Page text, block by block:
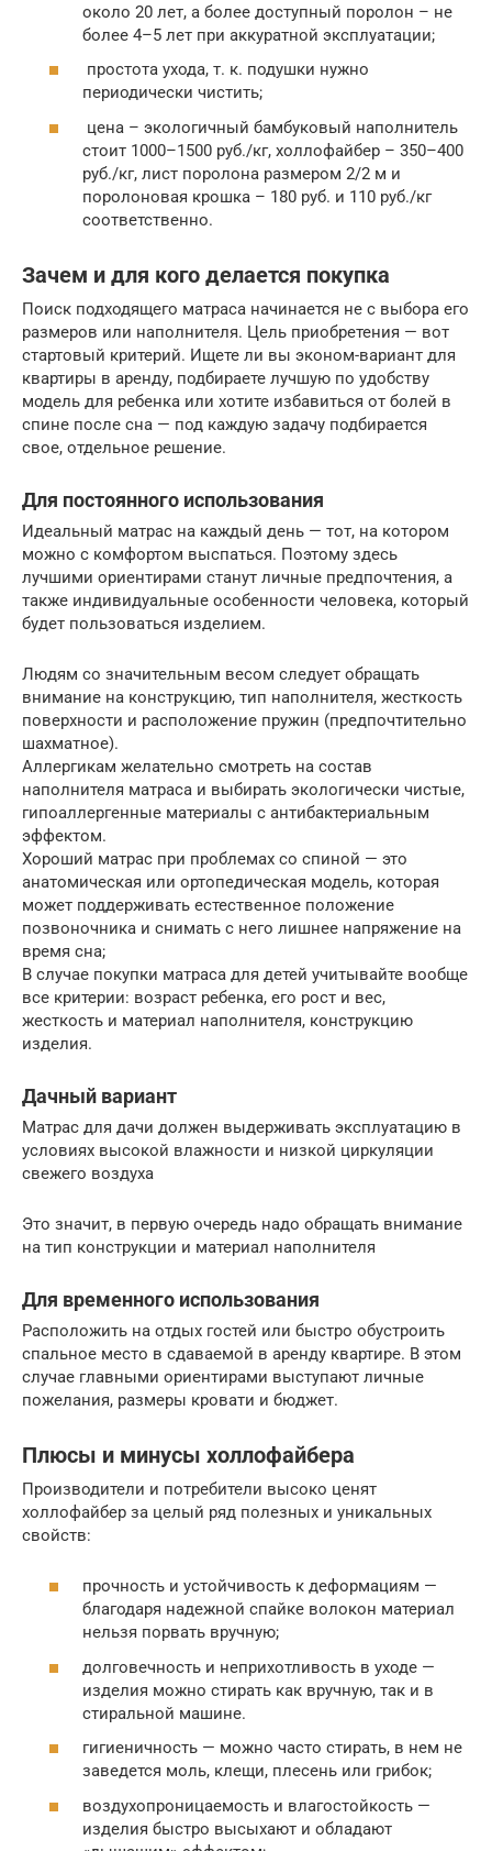
около 20 лет, а более доступный поролон – не
более 4–5 лет при аккуратной эксплуатации;
простота ухода, т. к. подушки нужно
периодически чистить;
цена – экологичный бамбуковый наполнитель
стоит 1000–1500 руб./кг, холлофайбер – 350–400
руб./кг, лист поролона размером 2/2 м и
поролоновая крошка – 180 руб. и 110 руб./кг
соответственно.
Зачем и для кого делается покупка
Поиск подходящего матраса начинается не с выбора его
размеров или наполнителя. Цель приобретения — вот
стартовый критерий. Ищете ли вы эконом-вариант для
квартиры в аренду, подбираете лучшую по удобству
модель для ребенка или хотите избавиться от болей в
спине после сна — под каждую задачу подбирается
свое, отдельное решение.
Для постоянного использования
Идеальный матрас на каждый день — тот, на котором
можно с комфортом выспаться. Поэтому здесь
лучшими ориентирами станут личные предпочтения, а
также индивидуальные особенности человека, который
будет пользоваться изделием.
Людям со значительным весом следует обращать
внимание на конструкцию, тип наполнителя, жесткость
поверхности и расположение пружин (предпочтительно
шахматное).
Аллергикам желательно смотреть на состав
наполнителя матраса и выбирать экологически чистые,
гипоаллергенные материалы с антибактериальным
эффектом.
Хороший матрас при проблемах со спиной — это
анатомическая или ортопедическая модель, которая
может поддерживать естественное положение
позвоночника и снимать с него лишнее напряжение на
время сна;
В случае покупки матраса для детей учитывайте вообще
все критерии: возраст ребенка, его рост и вес,
жесткость и материал наполнителя, конструкцию
изделия.
Дачный вариант
Матрас для дачи должен выдерживать эксплуатацию в
условиях высокой влажности и низкой циркуляции
свежего воздуха
Это значит, в первую очередь надо обращать внимание
на тип конструкции и материал наполнителя
Для временного использования
Расположить на отдых гостей или быстро обустроить
спальное место в сдаваемой в аренду квартире. В этом
случае главными ориентирами выступают личные
пожелания, размеры кровати и бюджет.
Плюсы и минусы холлофайбера
Производители и потребители высоко ценят
холлофайбер за целый ряд полезных и уникальных
свойств:
прочность и устойчивость к деформациям —
благодаря надежной спайке волокон материал
нельзя порвать вручную;
долговечность и неприхотливость в уходе —
изделия можно стирать как вручную, так и в
стиральной машине.
гигиеничность — можно часто стирать, в нем не
заведется моль, клещи, плесень или грибок;
воздухопроницаемость и влагостойкость —
изделия быстро высыхают и обладают